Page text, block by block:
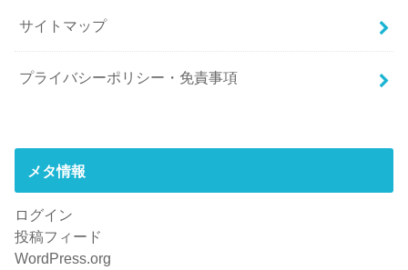
サイトマップ
プライバシーポリシー・免責事項
メタ情報
ログイン
投稿フィード
WordPress.org